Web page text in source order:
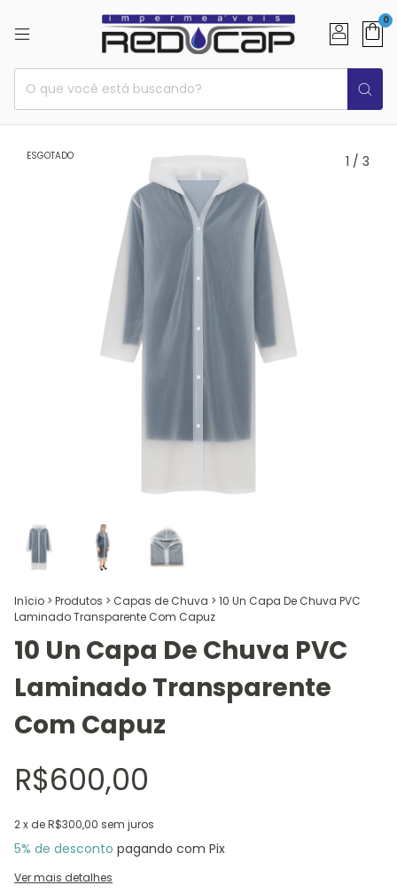
0
ESGOTADO 1 / 3
Início > Produtos > Capas de Chuva > 10 Un Capa De Chuva PVC
Laminado Transparente Com Capuz
10 Un Capa De Chuva PVC
Laminado Transparente
Com Capuz
R$600,00
2x deR$300,00 sem juros
5% de desconto pagando com Pix
Ver mais detalhes